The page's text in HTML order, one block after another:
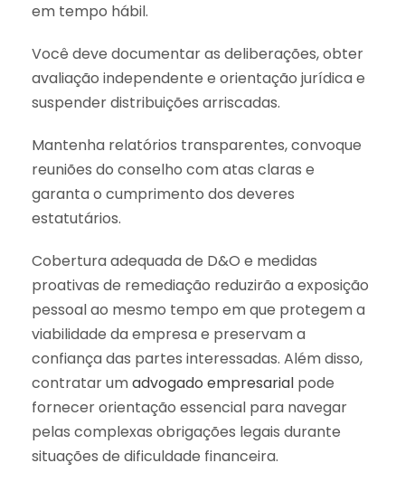
em tempo hábil.
Você deve documentar as deliberações, obter
avaliação independente e orientação jurídica e
suspender distribuições arriscadas.
Mantenha relatórios transparentes, convoque
reuniões do conselho com atas claras e
garanta o cumprimento dos deveres
estatutários.
Cobertura adequada de D&O e medidas
proativas de remediação reduzirão a exposição
pessoal ao mesmo tempo em que protegem a
viabilidade da empresa e preservam a
confiança das partes interessadas. Além disso,
contratar umadvogado empresarial pode
fornecer orientação essencial para navegar
pelas complexas obrigações legais durante
situações de dificuldade financeira.